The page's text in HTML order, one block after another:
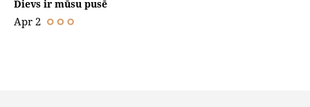
Dievs ir mūsu pusē
Apr 2